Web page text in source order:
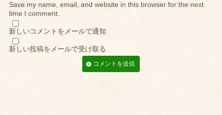
Save my name, email, and website in this browser for the next
time I comment.
新しいコメントをメールで通知
新しい投稿をメールで受け取る